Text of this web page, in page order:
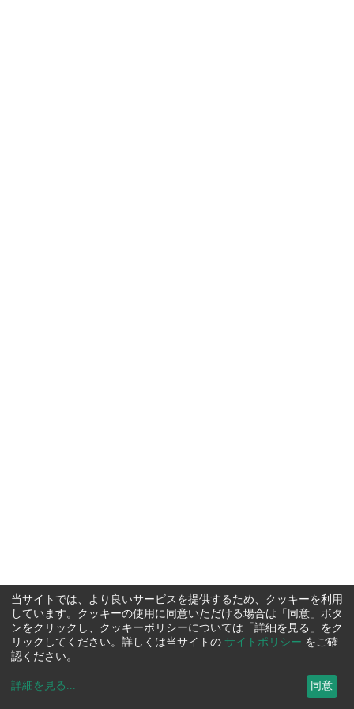
当サイトでは、より良いサービスを提供するため、クッキーを利用
しています。クッキーの使用に同意いただける場合は「同意」ボタ
ンをクリックし、クッキーポリシーについては「詳細を見る」をク
リックしてください。詳しくは当サイトの サイトポリシー をご確
認ください。
詳細を見る ... 同意